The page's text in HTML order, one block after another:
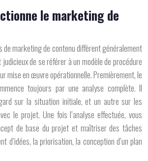
le marketing de
de marketing de contenu diffèrent généralement
de se référer à un modèle de procédure
mise en œuvre opérationnelle. Premièrement, le
toujours par une analyse complète. Il
sur la situation initiale, et un autre sur les
le projet. Une fois l’analyse effectuée, vous
de base du projet et maîtriser des tâches
d’idées, la priorisation, la conception d’un plan